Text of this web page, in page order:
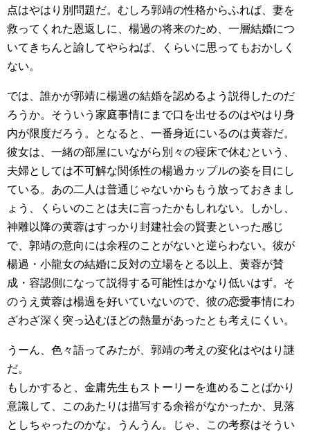
点はやはり別問題だ。むしろ郭靖の性格からふれば、妻を
救ってくれた恩返しに、楊過の将来のため、一層結婚につ
いてきちんと諭してやらねば、くらいに思ってもおかしく
ない。
では、誰かが郭靖に楊過の結婚を認めるよう説得したのだ
ろうか。そういう家庭事情にまで口を出せるのはやはり身
内が限度だろう。となると、一番身近にいるのは黄蓉だ。
彼女は、一緒の部屋にいながら別々の寝床で休むという、
夫婦としては不可解な関係性の楊過カップルの姿を目にし
ている。あの二人は普通じゃないからもう放っておきまし
ょう、くらいのことは夫に言ったかもしれない。しかし、
神雕以降の黄蓉はすっかり封建社会の賢妻といった感じ
で、郭靖の意向には余程のことがないと逆らわない。彼が
楊過・小龍女の結婚に反対の立場をとる以上、黄蓉が賛
成・容認側になって説得する可能性はかなり低いはず。そ
のうえ黄蓉は楊過を好いていないので、彼の恋愛事情にわ
ざわざ深く突っ込むほどの熱量があったとも考えにくい。
うーん、色々語ってみたが、郭靖の考えの変化はやはり謎
だ。
もしかすると、金庸先生もストーリーを進めることばかり
意識して、このあたりは描写する余裕がなかったか、見落
としちゃったのかな。うんうん。じゃ、この考察はそうい